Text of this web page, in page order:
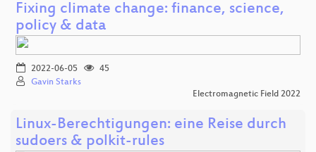
Fixing climate change: finance, science,
policy & data
2022-06-05
45
Gavin Starks
Electromagnetic Field 2022
Linux-Berechtigungen: eine Reise durch
sudoers & polkit-rules